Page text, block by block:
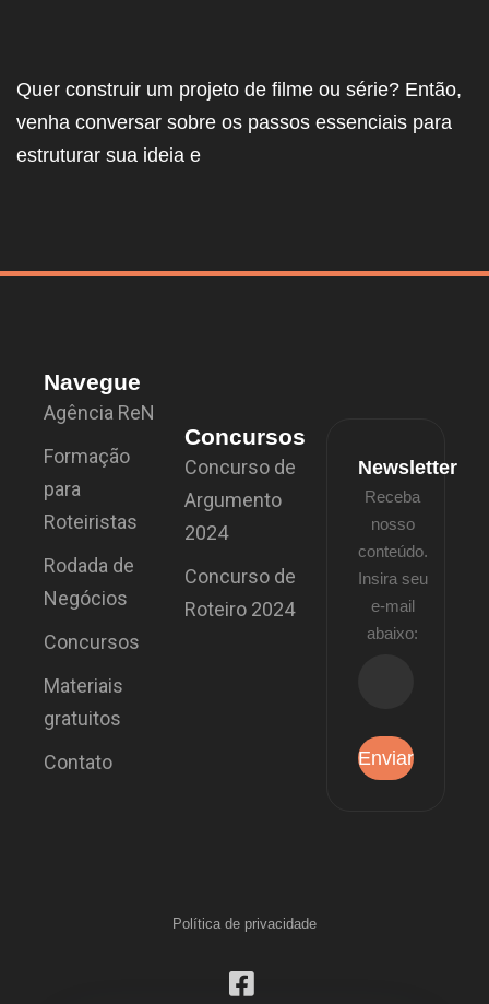
Quer construir um projeto de filme ou série? Então,
venha conversar sobre os passos essenciais para
estruturar sua ideia e
Navegue
Agência ReN
Formação
para
Roteiristas
Rodada de
Negócios
Concursos
Materiais
gratuitos
Contato
Concursos
Concurso de
Argumento
2024
Concurso de
Roteiro 2024
Newsletter
Receba
nosso
conteúdo.
Insira seu
e-mail
abaixo:
Política de privacidade